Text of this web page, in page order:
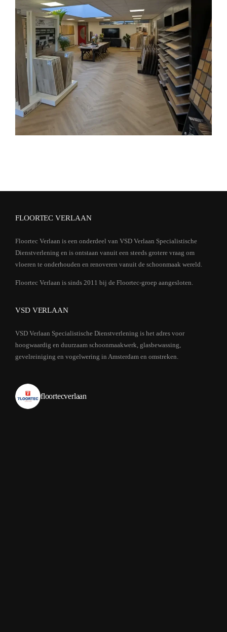
FLOORTEC VERLAAN
Floortec Verlaan is een onderdeel van VSD Verlaan Specialistische
Dienstverlening en is ontstaan vanuit een steeds grotere vraag om
vloeren te onderhouden en renoveren vanuit de schoonmaak wereld.
Floortec Verlaan is sinds 2011 bij de Floortec-groep aangesloten.
VSD VERLAAN
VSD Verlaan Specialistische Dienstverlening is het adres voor
hoogwaardig en duurzaam schoonmaakwerk, glasbewassing,
gevelreiniging en vogelwering in Amsterdam en omstreken.
floortecverlaan